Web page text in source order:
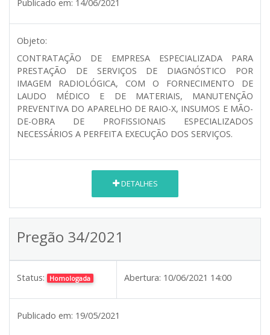
Publicado em: 14/06/2021
Objeto:
CONTRATAÇÃO DE EMPRESA ESPECIALIZADA PARA
PRESTAÇÃO DE SERVIÇOS DE DIAGNÓSTICO POR
IMAGEM RADIOLÓGICA, COM O FORNECIMENTO DE
LAUDO MÉDICO E DE MATERIAIS, MANUTENÇÃO
PREVENTIVA DO APARELHO DE RAIO-X, INSUMOS E MÃO-
DE-OBRA DE PROFISSIONAIS ESPECIALIZADOS
NECESSÁRIOS A PERFEITA EXECUÇÃO DOS SERVIÇOS.
DETALHES
Pregão 34/2021
Status: Homologada Abertura: 10/06/2021 14:00
Publicado em: 19/05/2021